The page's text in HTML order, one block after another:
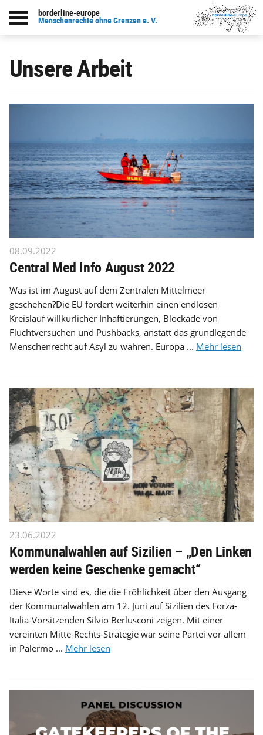
borderline-europe
Menschenrechte ohne Grenzen e. V.
Unsere Arbeit
08.09.2022
Central Med Info August 2022
Was ist im August auf dem Zentralen Mittelmeer
geschehen?Die EU fördert weiterhin einen endlosen
Kreislauf willkürlicher Inhaftierungen, Blockade von
Fluchtversuchen und Pushbacks, anstatt das grundlegende
Menschenrecht auf Asyl zu wahren. Europa ... Mehr lesen
23.06.2022
Kommunalwahlen auf Sizilien – „Den Linken
werden keine Geschenke gemacht“
Diese Worte sind es, die die Fröhlichkeit über den Ausgang
der Kommunalwahlen am 12. Juni auf Sizilien des Forza-
Italia-Vorsitzenden Silvio Berlusconi zeigen. Mit einer
vereinten Mitte-Rechts-Strategie war seine Partei vor allem
in Palermo ... Mehr lesen